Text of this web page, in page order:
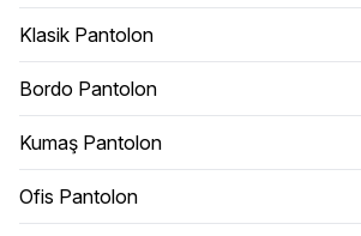
Klasik Pantolon
Bordo Pantolon
Kumaş Pantolon
Ofis Pantolon